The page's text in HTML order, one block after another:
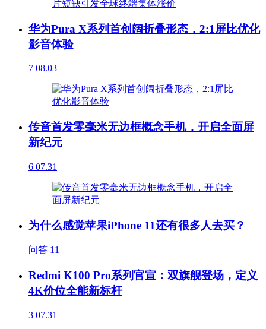
华为Pura X系列首创阔折叠形态，2:1屏比优化
影音体验
7 08.03
传音首发零毫米无边框概念手机，开启全面屏
新纪元
6 07.31
为什么感觉苹果iPhone 11还有很多人去买？
问答 11
Redmi K100 Pro系列官宣：双旗舰登场，定义
4K价位全能新标杆
3 07.31